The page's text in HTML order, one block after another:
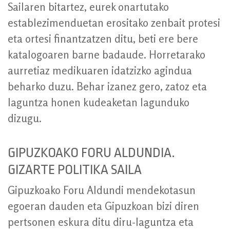
Sailaren bitartez, eurek onartutako
establezimenduetan erositako zenbait protesi
eta ortesi finantzatzen ditu, beti ere bere
katalogoaren barne badaude. Horretarako
aurretiaz medikuaren idatzizko agindua
beharko duzu. Behar izanez gero, zatoz eta
laguntza honen kudeaketan lagunduko
dizugu.
GIPUZKOAKO FORU ALDUNDIA.
GIZARTE POLITIKA SAILA
Gipuzkoako Foru Aldundi mendekotasun
egoeran dauden eta Gipuzkoan bizi diren
pertsonen eskura ditu diru-laguntza eta